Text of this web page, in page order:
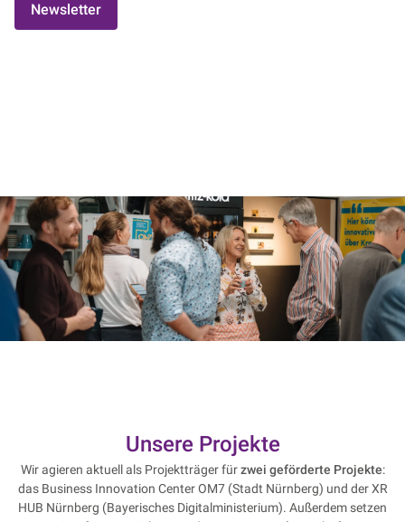
Newsletter
Unsere Projekte
Wir agieren aktuell als Projektträger fürzwei geförderte Projekte:
das Business Innovation Center OM7 (Stadt Nürnberg) und der XR
HUB Nürnberg (Bayerisches Digitalministerium). Außerdem setzen